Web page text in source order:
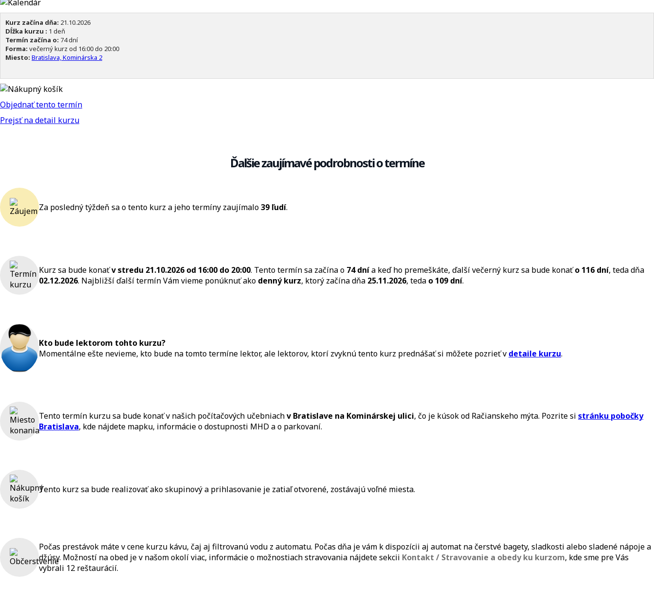
Kurz začína dňa: 21.10.2026
Dĺžka kurzu : 1 deň
Termín začína o: 74 dní
Forma: večerný kurz od 16:00 do 20:00
Miesto: Bratislava, Kominárska 2
Objednať tento termín
Prejsť na detail kurzu
Ďalšie zaujímavé podrobnosti o termíne
Za posledný týždeň sa o tento kurz a jeho termíny zaujímalo39 ľudí.
Kurz sa bude konaťv stredu 21.10.2026 od 16:00 do 20:00. Tento termín sa začína o 74 dnía keď ho premeškáte, ďalší večerný kurz sa bude konaťo 116 dní, teda dňa
02.12.2026. Najbližší ďalší termín Vám vieme ponúknuť ako denný kurz, ktorý začína dňa 25.11.2026, teda o 109 dní.
Kto bude lektorom tohto kurzu?
Momentálne ešte nevieme, kto bude na tomto termíne lektor, ale lektorov, ktorí zvyknú tento kurz prednášať si môžete pozrieť v detaile kurzu.
Tento termín kurzu sa bude konať v našich počítačových učebniachv Bratislave na Kominárskej ulici, čo je kúsok od Račianskeho mýta. Pozrite si stránku pobočky
Bratislava, kde nájdete mapku, informácie o dostupnosti MHD a o parkovaní.
Tento kurz sa bude realizovať ako skupinový a prihlasovanie je zatiaľ otvorené, zostávajú voľné miesta.
Počas prestávok máte v cene kurzu kávu, čaj aj filtrovanú vodu z automatu. Počas dňa je vám k dispozícii aj automat na čerstvé bagety, sladkosti alebo sladené nápoje a
džúsy. Možností na obed je v našom okolí viac, informácie o možnostiach stravovania nájdete sekcii Kontakt / Stravovanie a obedy ku kurzom, kde sme pre Vás
vybrali 12 reštaurácií.